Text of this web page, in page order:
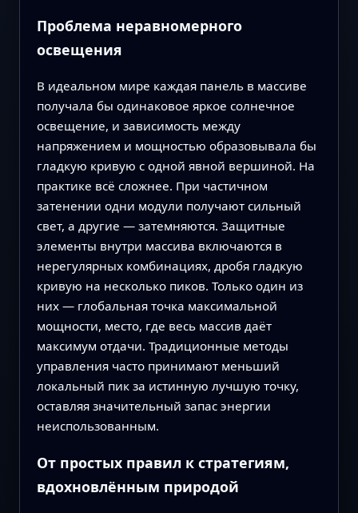
Проблема неравномерного
освещения
В идеальном мире каждая панель в массиве
получала бы одинаковое яркое солнечное
освещение, и зависимость между
напряжением и мощностью образовывала бы
гладкую кривую с одной явной вершиной. На
практике всё сложнее. При частичном
затенении одни модули получают сильный
свет, а другие — затемняются. Защитные
элементы внутри массива включаются в
нерегулярных комбинациях, дробя гладкую
кривую на несколько пиков. Только один из
них — глобальная точка максимальной
мощности, место, где весь массив даёт
максимум отдачи. Традиционные методы
управления часто принимают меньший
локальный пик за истинную лучшую точку,
оставляя значительный запас энергии
неиспользованным.
От простых правил к стратегиям,
вдохновлённым природой